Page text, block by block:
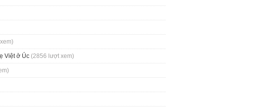
Việt ở Úc (2856 lượt xem)